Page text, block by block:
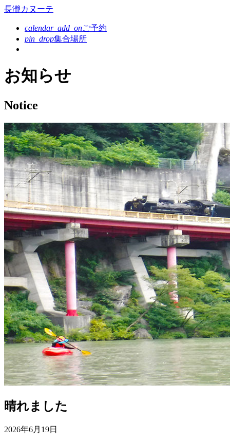
コ
文
へ
キ
プ
長瀞カヌーテ
calendar_add_onご予約
pin_drop集合場所
お知らせ
Notice
晴れました
2026年6月19日